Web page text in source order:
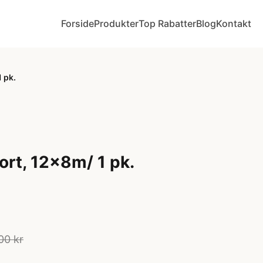
ForsideProdukterTop RabatterBlogKontakt
pk.
12x8m/ 1 pk.
kr